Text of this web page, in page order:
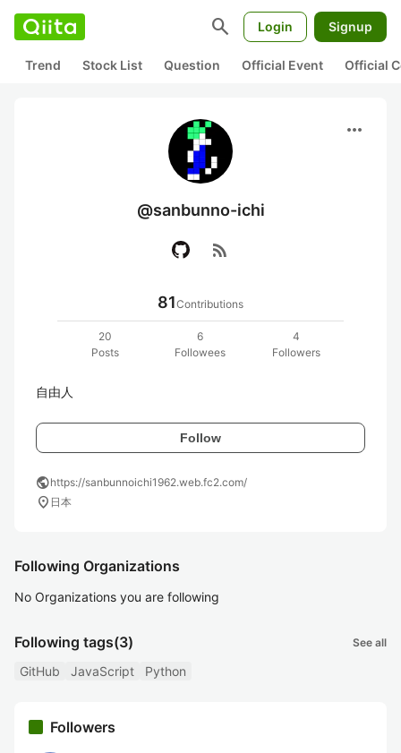
search Login Signup
Trend Stock List Question Official Event Official
more_horiz
@sanbunno-ichi
rss_feed
81Contributions
20
Posts
6
Followees
4
Followers
自由人
Follow
publichttps://sanbunnoichi1962.web.fc2.com/
location_on 日本
Following Organizations
No Organizations you are following
Following tags(3) See all
GitHub JavaScript Python
Followers